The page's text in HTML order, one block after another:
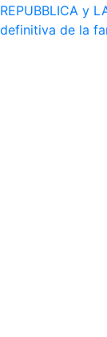
REPUBBLICA y
definitiva de la